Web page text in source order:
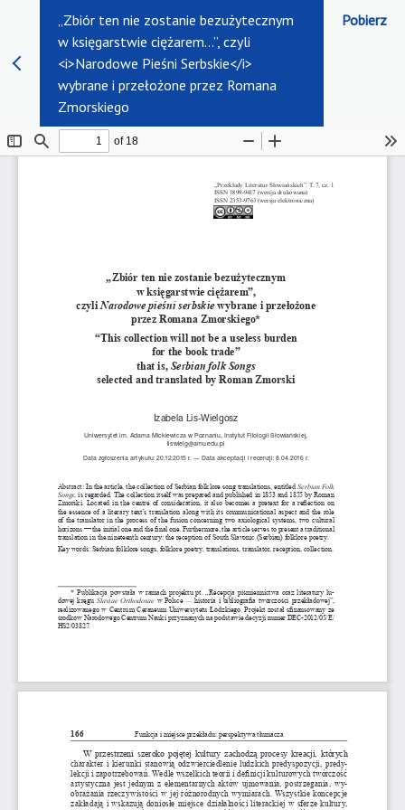
„Zbiór ten nie zostanie bezużytecznym
w księgarstwie ciężarem…”, czyli
<i>Narodowe Pieśni Serbskie</i>
wybrane i przełożone przez Romana
Zmorskiego
Pobierz